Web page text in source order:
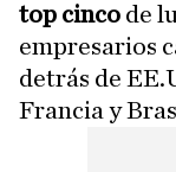
top cinco de
empresarios
detrás de
Francia y